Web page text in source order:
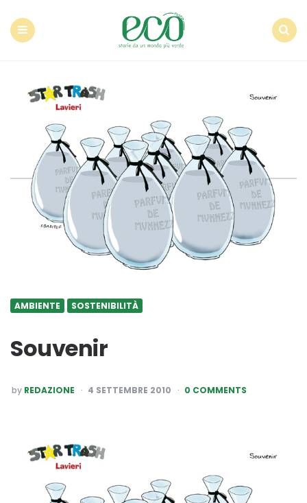
AMBIENTE SOSTENIBILITÀ
Souvenir
POSTED
BY
by REDAZIONE 4 SETTEMBRE 2010 0 COMMENTS